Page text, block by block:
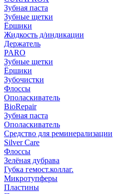
Зубная паста
Зубные щетки
Ёршики
Жидкость д/индикации
Держатель
PARO
Зубные щетки
Ёршики
Зубочистки
Флоссы
Ополаскиватель
BioRepair
Зубная паста
Ополаскиватель
Средство для реминерализации
Silver Care
Флоссы
Зелёная дубрава
Губка гемост.коллаг.
Микротупферы
Пластины